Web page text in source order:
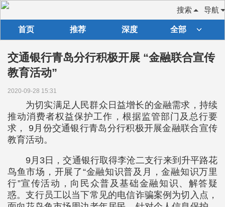
导航
搜索
首页 推荐 深度 全部
交通银行青岛分行积极开展 “金融联合宣传
教育活动”
2020-09-28 15:31
为切实满足人民群众日益增长的金融需求，持续
推动消费者权益保护工作，根据监管部门及总行要
求， 9月份交通银行青岛分行积极开展金融联合宣传
教育活动。
9月3日，交通银行取得李沧二支行来到升平路花
鸟鱼市场，开展了“金融知识普及月，金融知识万里
行”宣传活动，向民众普及基础金融知识、解答疑
惑。支行员工以当下常见的电信诈骗案例为切入点，